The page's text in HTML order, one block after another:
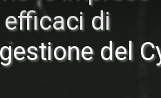
di
del